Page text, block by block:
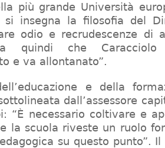
più grande Università
si insegna la filosofia del
odio e recrudescenze di
quindi che
e va allontanato”.
e della
dall’assessore
“È necessario coltivare e
la scuola riveste un ruolo
su questo punto”.